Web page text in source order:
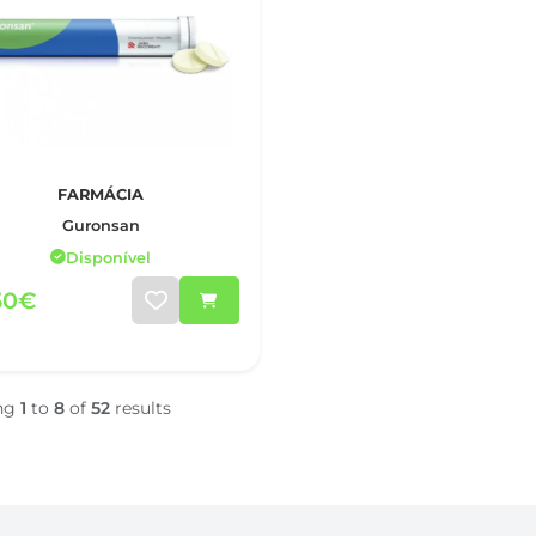
FARMÁCIA
Guronsan
Disponível
1 to 8 of 52 results